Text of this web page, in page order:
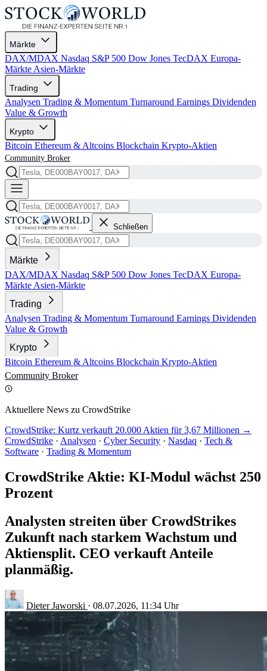
Märkte
DAX/MDAX Nasdaq S&P 500 Dow Jones TecDAX Europa-
Märkte Asien-Märkte
Trading
Analysen Trading & Momentum Turnaround Earnings Dividenden
Value & Growth
Krypto
Bitcoin Ethereum & Altcoins Blockchain Krypto-Aktien
Community Broker
Schließen
Märkte
DAX/MDAX Nasdaq S&P 500 Dow Jones TecDAX Europa-
Märkte Asien-Märkte
Trading
Analysen Trading & Momentum Turnaround Earnings Dividenden
Value & Growth
Krypto
Bitcoin Ethereum & Altcoins Blockchain Krypto-Aktien
Community Broker
Aktuellere News zu CrowdStrike
CrowdStrike: Kurtz verkauft 20.000 Aktien für 3,67 Millionen →
CrowdStrike · Analysen · Cyber Security · Nasdaq · Tech &
Software · Trading & Momentum
CrowdStrike Aktie: KI-Modul wächst 250
Prozent
Analysten streiten über CrowdStrikes
Zukunft nach starkem Wachstum und
Aktiensplit. CEO verkauft Anteile
planmäßig.
Dieter Jaworski · 08.07.2026, 11:34 Uhr